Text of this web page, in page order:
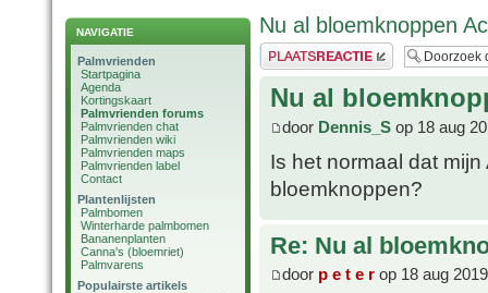
NAVIGATIE
Palmvrienden
Startpagina
Agenda
Kortingskaart
Palmvrienden forums
Palmvrienden chat
Palmvrienden wiki
Palmvrienden maps
Palmvrienden label
Contact
Plantenlijsten
Palmbomen
Winterharde palmbomen
Bananenplanten
Canna's (bloemriet)
Palmvarens
Populairste artikels
Nu al bloemknoppen
Plaats een reactie
Nu al
door Dennis_S op 18 aug
Is het normaal dat
bloemknoppen?
Re: Nu al
door p e t e r op 18 aug